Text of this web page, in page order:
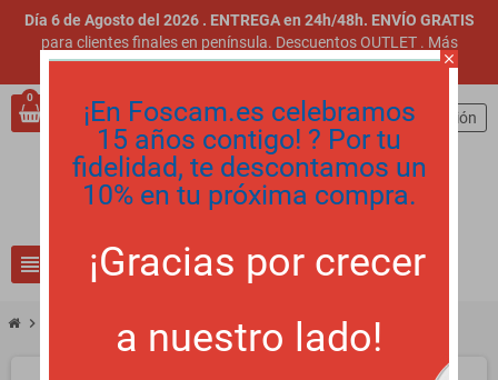
Día 6 de Agosto del 2026 . ENTREGA en 24h/48h. ENVÍO GRATIS
para clientes finales en península. Descuentos OUTLET . Más
información.
0
view_headline search
personIniciar sesión
chevron_right CAJA FAB99 Blanca para kits y cámaras IP Foscam
close
¡En Foscam.es celebramos
15 años contigo! ? Por tu
fidelidad, te descontamos un
10% en tu próxima compra.
¡Gracias por crecer
a nuestro lado!